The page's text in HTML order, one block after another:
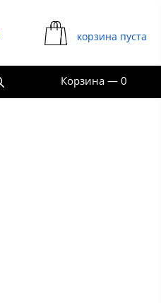
корзина пуста
Корзина — 0